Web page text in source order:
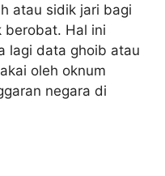
atau sidik jari bagi
berobat. Hal ini
lagi data ghoib atau
oleh oknum
negara di